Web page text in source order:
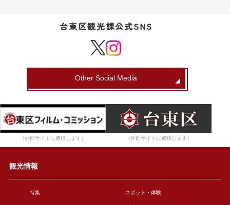
台東区観光課公式SNS
Other Social Media
（外部サイトに遷移します） （外部サイトに遷移します）
観光情報
特集 スポット・体験